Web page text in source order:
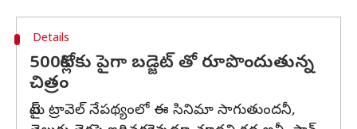
Details
500కోట్లకు పైగా బడ్జెట్ తో రూపొందుతున్న
చిత్రం
టైమ్ ట్రావెల్ నేపథ్యంలో ఈ సినిమా సాగుతుందనీ,